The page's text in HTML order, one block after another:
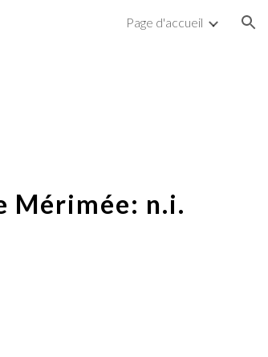
Page d'accueil
Mérimée: n.i.